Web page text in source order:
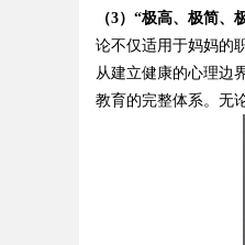
ar
（3） “极高、极简、
论不仅适用于妈妈的
从建立健康的心理边
教育的完整体系。无